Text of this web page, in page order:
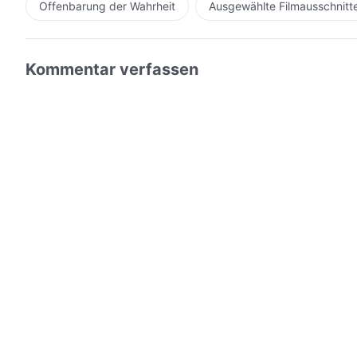
Offenbarung der Wahrheit Ausgewählte
Kommentar verfassen